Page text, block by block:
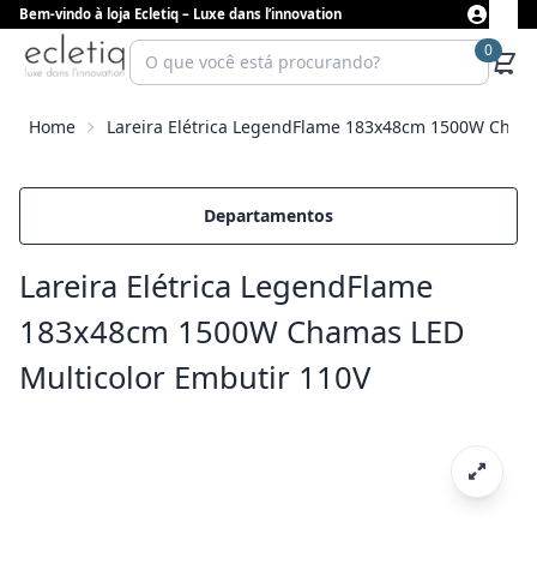
Bem-vindo à loja Ecletiq – Luxe dans l’innovation
0
Home Lareira Elétrica LegendFlame 183x48cm 1500W
Departamentos
Lareira Elétrica LegendFlame
183x48cm 1500W Chamas LED
Multicolor Embutir 110V